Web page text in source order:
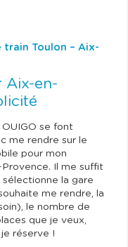
train Toulon – Aix-
Aix-en-
se font
me rendre sur le
pour mon
Il me suffit
la gare
me rendre, la
le nombre de
que je veux,
réserve !